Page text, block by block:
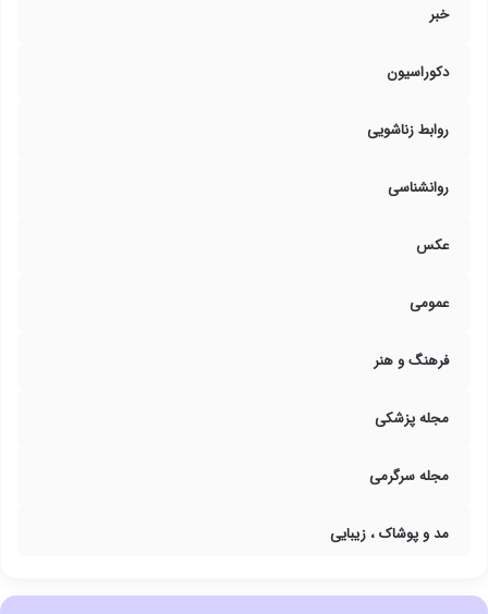
خبر
دکوراسیون
روابط زناشویی
روانشناسی
عکس
عمومی
فرهنگ و هنر
مجله پزشکی
مجله سرگرمی
مد و پوشاک ، زیبایی